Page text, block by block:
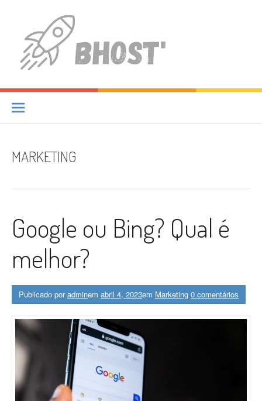
conteúdo
Inspiration Station
MARKETING
Google ou Bing? Qual é
melhor?
Publicado poradminem abril 4, 2023em Marketing 0 comentários